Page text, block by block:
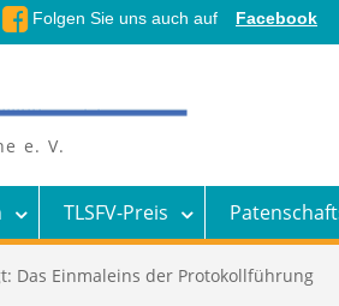
Folgen Sie uns auch auf Facebook
e. V.
TLSFV-Preis
Das Einmaleins der Protokollführung